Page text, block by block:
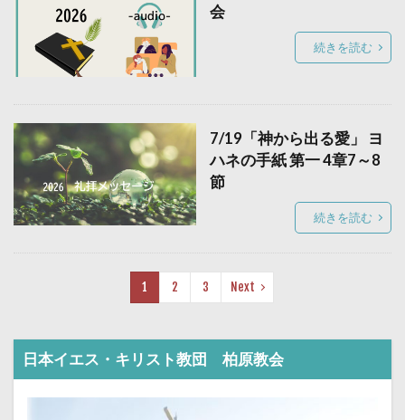
会
続きを読む
7/19「神から出る愛」 ヨ
ハネの手紙 第一 4章7～8
節
続きを読む
1 2 3 Next
日本イエス・キリスト教団 柏原教会